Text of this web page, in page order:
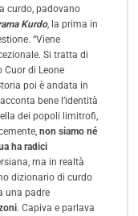
curdo, padovano
Kurdo, la prima in
“Viene
Si tratta di
Cuor di Leone
poi è andata in
bene l’identità
dei popoli limitrofi,
non siamo né
ha radici
ma in realtà
dizionario di curdo
una padre
. Capiva e parlava